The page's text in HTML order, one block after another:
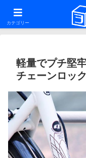
ファットバイク・29er・ミ
軽量でプチ堅
チェーンロッ
カテゴリー